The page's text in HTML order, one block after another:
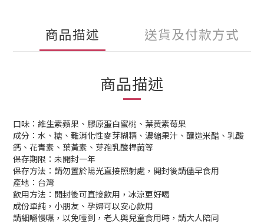
商品描述 送貨及付款方式
商品描述
口味：維生素蘋果、膠原蛋白蜜桃、葉黃素莓果
成分：水、糖、難消化性麥芽糊精、濃縮果汁、釀造米醋、乳酸
鈣、花青素、葉黃素、芽孢乳酸桿菌等
保存期限：未開封一年
保存方法：請勿置於陽光直接照射處，開封後請儘早食用
產地：台灣
飲用方法：開封後可直接飲用，冰涼更好喝
成份單純，小朋友、孕婦可以安心飲用
請細嚼慢嚥，以免噎到，老人與兒童食用時，請大人陪同